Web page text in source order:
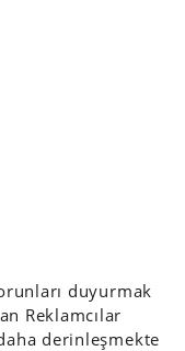
duyurmak
Reklamcılar
derinleşmekte